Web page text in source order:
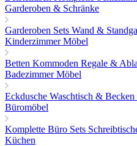
Garderoben & Schränke
Garderoben Sets Wand &
Kinderzimmer Möbel
Betten Kommoden Regale &
Badezimmer Möbel
Eckdusche Waschtisch & Becken
Büromöbel
Komplette Büro Sets
Küchen